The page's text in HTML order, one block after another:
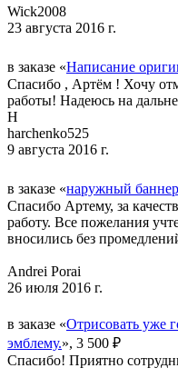
Wick2008
23 августа 2016 г.
в заказе «Написание
Спасибо , Артём ! Хочу
работы! Надеюсь на
H
harchenko525
9 августа 2016 г.
в заказе «наружный
Спасибо Артему, за
работу. Все пожелания
вносились без
Andrei Porai
26 июля 2016 г.
в заказе «Отрисовать уже
эмблему.», 3 500 ₽
Спасибо! Приятно